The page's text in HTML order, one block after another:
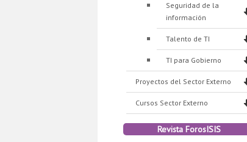
Seguridad de la
información
Talento de TI
TI para Gobierno
Proyectos del Sector Externo
Cursos Sector Externo
Revista ForosISIS